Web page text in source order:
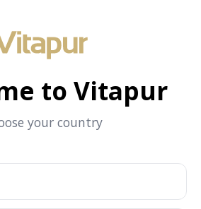
to Vitapur
your country